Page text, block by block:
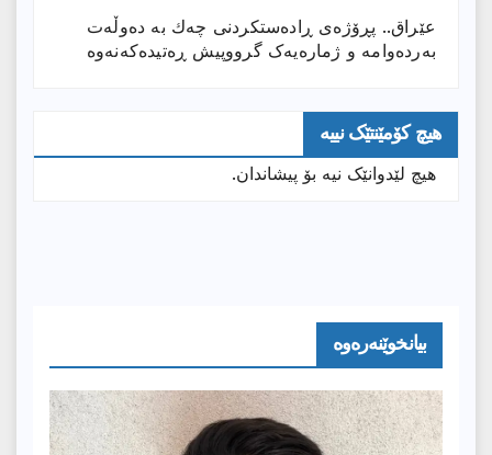
عێراق.. پڕۆژەی ڕادەستكردنی چەك بە دەوڵەت
بەردەوامە و ژمارەیەک گرووپیش ڕەتیدەکەنەوە
هیچ کۆمێنتێک نییە
هیچ لێدوانێک نیە بۆ پیشاندان.
بیانخوێنەرەوە